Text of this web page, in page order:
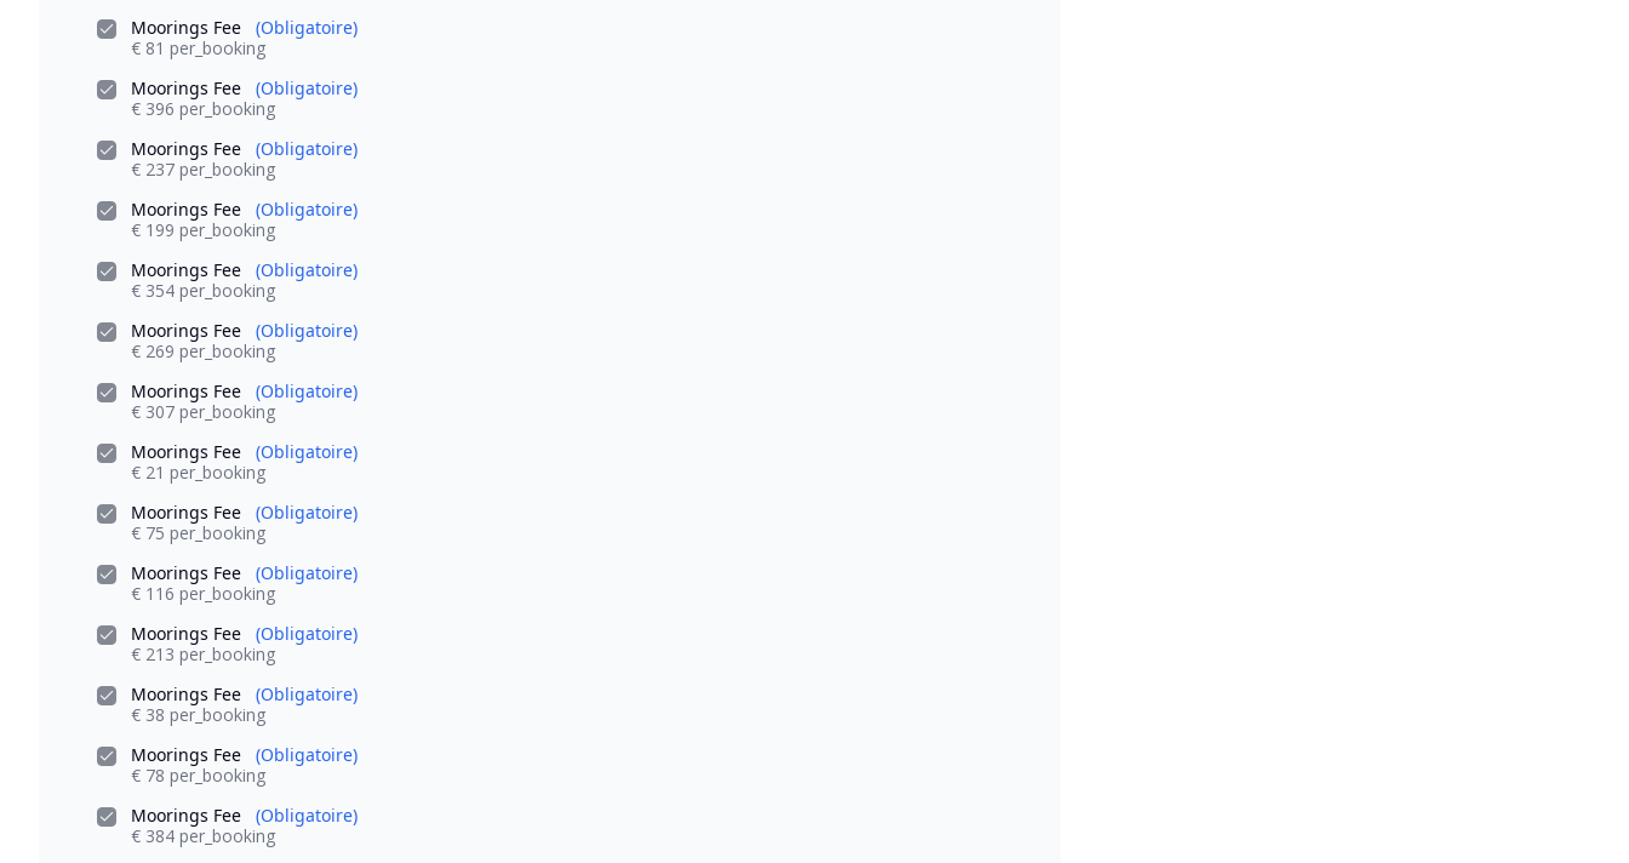
Moorings Fee
(Obligatoire)
€ 81 per_booking
Moorings Fee
(Obligatoire)
€ 396 per_booking
Moorings Fee
(Obligatoire)
€ 237 per_booking
Moorings Fee
(Obligatoire)
€ 199 per_booking
Moorings Fee
(Obligatoire)
€ 354 per_booking
Moorings Fee
(Obligatoire)
€ 269 per_booking
Moorings Fee
(Obligatoire)
€ 307 per_booking
Moorings Fee
(Obligatoire)
€ 21 per_booking
Moorings Fee
(Obligatoire)
€ 75 per_booking
Moorings Fee
(Obligatoire)
€ 116 per_booking
Moorings Fee
(Obligatoire)
€ 213 per_booking
Moorings Fee
(Obligatoire)
€ 38 per_booking
Moorings Fee
(Obligatoire)
€ 78 per_booking
Moorings Fee
(Obligatoire)
€ 384 per_booking